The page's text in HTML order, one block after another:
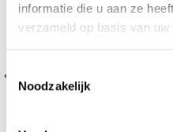
informatie die u aan ze
verzameld op basis van
Noodzakelijk